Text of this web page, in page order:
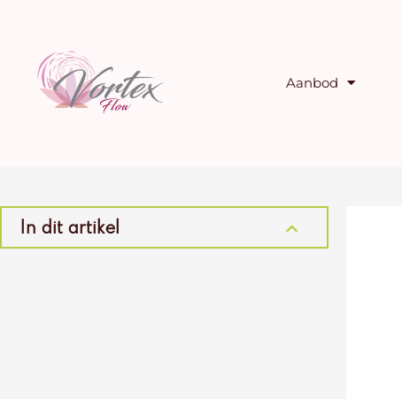
inhoud
Aanbod
In dit artikel